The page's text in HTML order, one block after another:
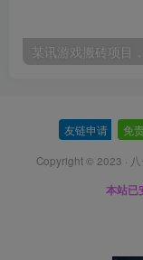
友链申请 免
Copyright © 2023 ·
本站已